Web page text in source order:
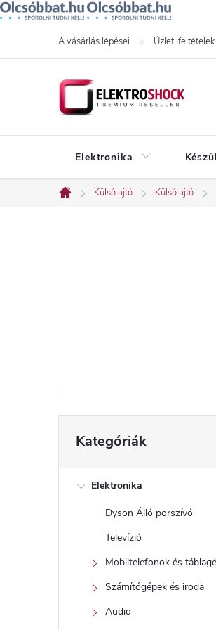
A vásárlás lépései Üzleti
Elektronika
Kezdőlap
Külső ajtó Külső ajtó
l
sátugrása
Kategóriák
Elektronika
Dyson Álló porszívó
Televízió
Mobiltelefonok és
Számítógépek és iroda
Audio